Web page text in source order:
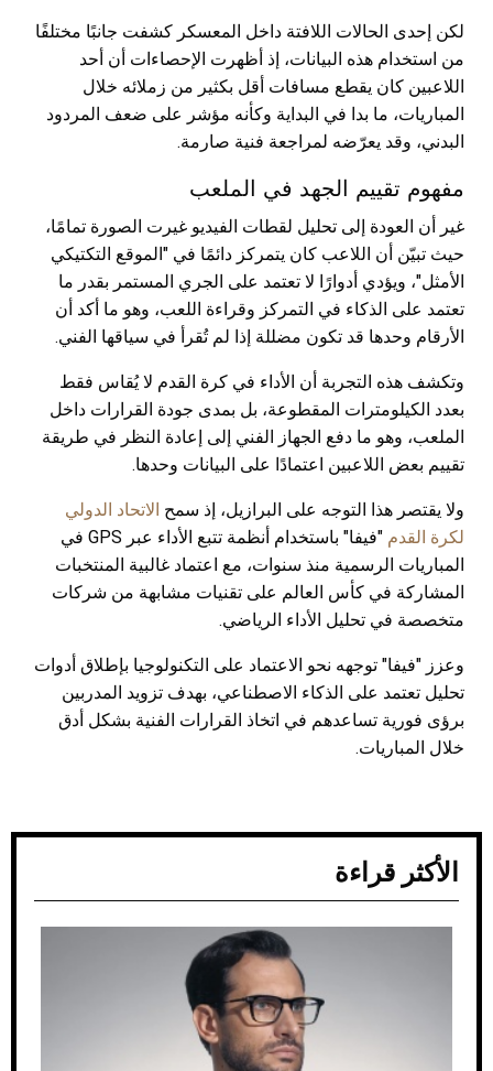
لكن إحدى الحالات اللافتة داخل المعسكر كشفت جانبًا مختلفًا
من استخدام هذه البيانات، إذ أظهرت الإحصاءات أن أحد
اللاعبين كان يقطع مسافات أقل بكثير من زملائه خلال
المباريات، ما بدا في البداية وكأنه مؤشر على ضعف المردود
البدني، وقد يعرّضه لمراجعة فنية صارمة.
مفهوم تقييم الجهد في الملعب
غير أن العودة إلى تحليل لقطات الفيديو غيرت الصورة تمامًا،
حيث تبيّن أن اللاعب كان يتمركز دائمًا في "الموقع التكتيكي
الأمثل"، ويؤدي أدوارًا لا تعتمد على الجري المستمر بقدر ما
تعتمد على الذكاء في التمركز وقراءة اللعب، وهو ما أكد أن
الأرقام وحدها قد تكون مضللة إذا لم تُقرأ في سياقها الفني.
وتكشف هذه التجربة أن الأداء في كرة القدم لا يُقاس فقط
بعدد الكيلومترات المقطوعة، بل بمدى جودة القرارات داخل
الملعب، وهو ما دفع الجهاز الفني إلى إعادة النظر في طريقة
تقييم بعض اللاعبين اعتمادًا على البيانات وحدها.
ولا يقتصر هذا التوجه على البرازيل، إذ سمح الاتحاد الدولي
لكرة القدم
"فيفا" باستخدام أنظمة تتبع الأداء عبر GPS في
المباريات الرسمية منذ سنوات، مع اعتماد غالبية المنتخبات
المشاركة في كأس العالم على تقنيات مشابهة من شركات
متخصصة في تحليل الأداء الرياضي.
وعزز "فيفا" توجهه نحو الاعتماد على التكنولوجيا بإطلاق أدوات
تحليل تعتمد على الذكاء الاصطناعي، بهدف تزويد المدربين
برؤى فورية تساعدهم في اتخاذ القرارات الفنية بشكل أدق
خلال المباريات.
الأكثر قراءة